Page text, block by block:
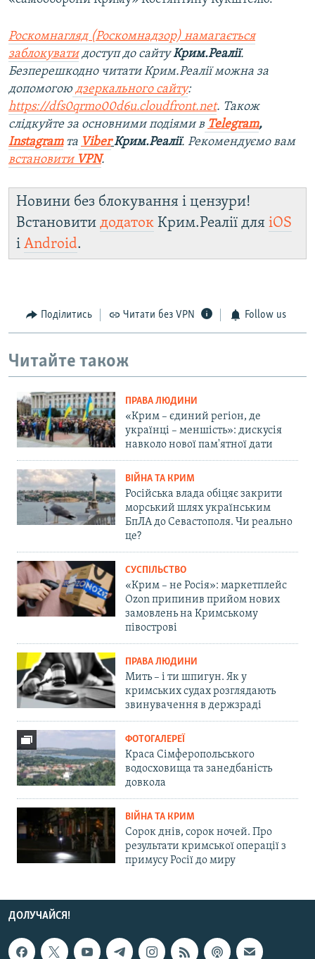
Роскомнагляд (Роскомнадзор) намагається
заблокуватидоступ до сайтуКрим.Реалії.
Безперешкодно читати Крим.Реалії можна за
допомогою дзеркального сайту:
https://dfs0qrmo00d6u.cloudfront.net. Також
слідкуйте за основними подіями в Telegram,
Instagramта Viber Крим.Реалії. Рекомендуємо вам
встановити VPN.
Новини без блокування і цензури!
Встановити додаток Крим.Реалії для iOS
і Android.
Поділитись Читати без VPN Follow us
Читайте також
ПРАВА ЛЮДИНИ
«Крим – єдиний регіон, де
українці – меншість»: дискусія
навколо нової пам'ятної дати
ВІЙНА ТА КРИМ
Російська влада обіцяє закрити
морський шлях українським
БпЛА до Севастополя. Чи реально
це?
СУСПІЛЬСТВО
«Крим – не Росія»: маркетплейс
Ozon припинив прийом нових
замовлень на Кримському
півострові
ПРАВА ЛЮДИНИ
Мить – і ти шпигун. Як у
кримських судах розглядають
звинувачення в держзраді
ФОТОГАЛЕРЕЇ
Краса Сімферопольського
водосховища та занедбаність
довкола
ВІЙНА ТА КРИМ
Сорок днів, сорок ночей. Про
результати кримської операції з
примусу Росії до миру
ДОЛУЧАЙСЯ!